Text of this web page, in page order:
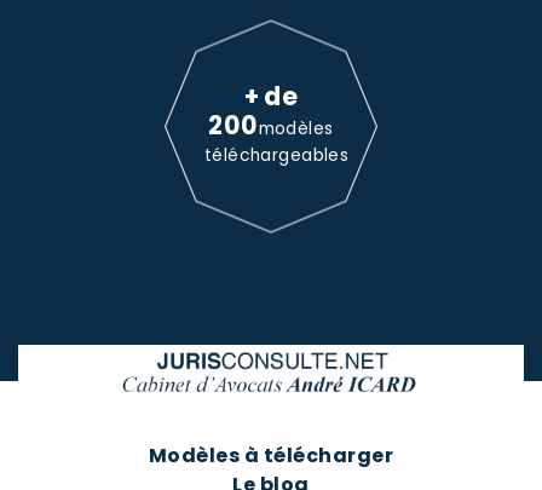
+ de
200modèles
téléchargeables
Modèles à télécharger
Le blog